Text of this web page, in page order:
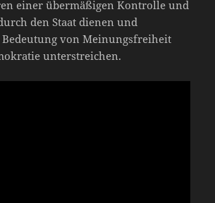
einer übermäßigen Kontrolle und
den Staat dienen und
von Meinungsfreiheit
unterstreichen.